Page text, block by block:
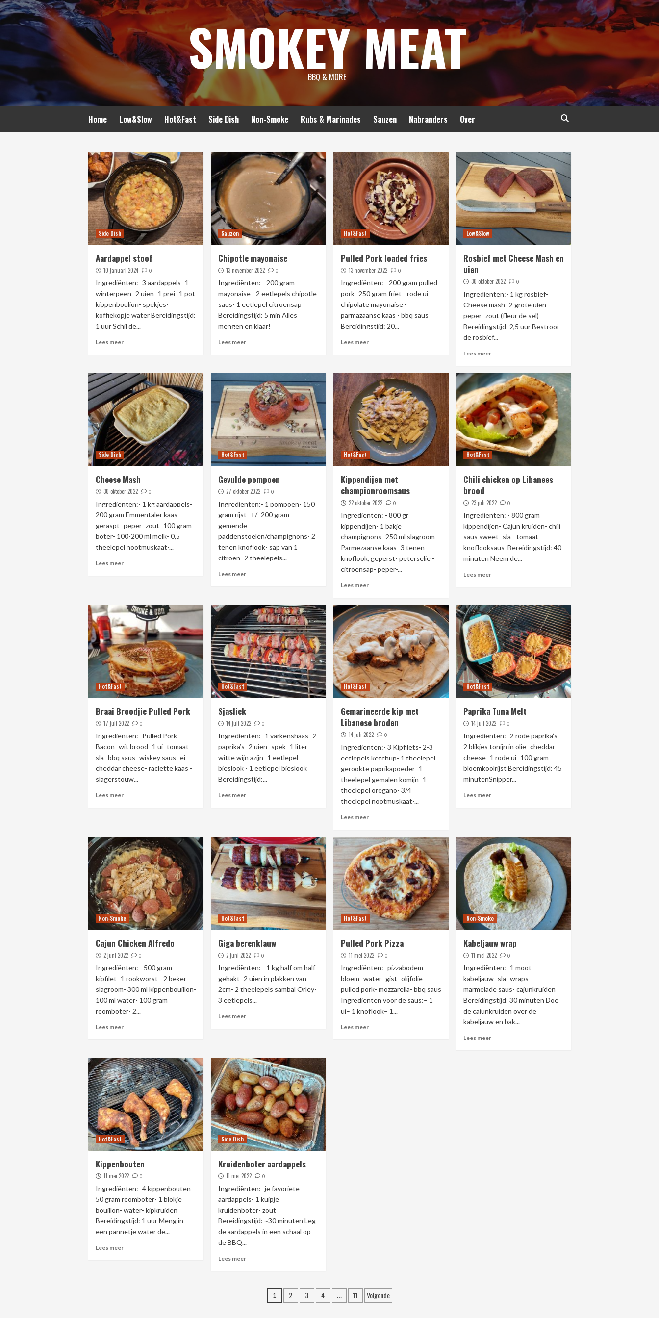
Spring
naar
SMOKEY MEAT
BBQ & MORE
Home Low&Slow Hot&Fast Side Dish Non-Smoke Rubs & Marinades Sauzen Nabranders Over
Side Dish
Aardappel stoof
10 januari 2024 0
Ingrediënten:- 3 aardappels- 1
winterpeen- 2 uien- 1 prei- 1 pot
kippenboulion- spekjes-
koffiekopje water Bereidingstijd:
1 uur Schil de...
Lees meer
Sauzen
Chipotle mayonaise
13 november 2022 0
Ingrediënten: - 200 gram
mayonaise - 2 eetlepels chipotle
saus- 1 eetlepel citroensap
Bereidingstijd: 5 min Alles
mengen en klaar!
Lees meer
Hot&Fast
Pulled Pork loaded fries
13 november 2022 0
Ingrediënten: - 200 gram pulled
pork- 250 gram friet - rode ui-
chipolate mayonaise -
parmazaanse kaas - bbq saus
Bereidingstijd: 20...
Lees meer
Low&Slow
Rosbief met Cheese Mash en
uien
30 oktober 2022 0
Ingrediënten:- 1 kg rosbief-
Cheese mash- 2 grote uien-
peper- zout (fleur de sel)
Bereidingstijd: 2,5 uur Bestrooi
de rosbief...
Lees meer
Side Dish
Cheese Mash
30 oktober 2022 0
Ingrediënten:- 1 kg aardappels-
200 gram Emmentaler kaas
geraspt- peper- zout- 100 gram
boter- 100-200 ml melk- 0,5
theelepel nootmuskaat-...
Lees meer
Hot&Fast
Gevulde pompoen
27 oktober 2022 0
Ingrediënten:- 1 pompoen- 150
gram rijst- +/- 200 gram
gemende
paddenstoelen/champignons- 2
tenen knoflook- sap van 1
citroen- 2 theelepels...
Lees meer
Hot&Fast
Kippendijen met
championroomsaus
22 oktober 2022 0
Ingrediënten: - 800 gr
kippendijen- 1 bakje
champignons- 250 ml slagroom-
Parmezaanse kaas- 3 tenen
knoflook, geperst- peterselie -
citroensap- peper-...
Lees meer
Hot&Fast
Chili chicken op Libanees
brood
23 juli 2022 0
Ingrediënten: - 800 gram
kippendijen- Cajun kruiden- chili
saus sweet- sla - tomaat -
knoflooksaus Bereidingstijd: 40
minuten Neem de...
Lees meer
Hot&Fast
Braai Broodjie Pulled Pork
17 juli 2022 0
Ingrediënten:- Pulled Pork-
Bacon- wit brood- 1 ui- tomaat-
sla- bbq saus- wiskey saus- ei-
cheddar cheese- raclette kaas -
slagerstouw...
Lees meer
Hot&Fast
Sjaslick
14 juli 2022 0
Ingrediënten:- 1 varkenshaas- 2
paprika’s- 2 uien- spek- 1 liter
witte wijn azijn- 1 eetlepel
bieslook - 1 eetlepel bieslook
Bereidingstijd:...
Lees meer
Hot&Fast
Gemarineerde kip met
Libanese broden
14 juli 2022 0
Ingrediënten:- 3 Kipfilets- 2-3
eetlepels ketchup- 1 theelepel
gerookte paprikapoeder- 1
theelepel gemalen komijn- 1
theelepel oregano- 3/4
theelepel nootmuskaat-...
Lees meer
Hot&Fast
Paprika Tuna Melt
14 juli 2022 0
Ingrediënten:- 2 rode paprika’s-
2 blikjes tonijn in olie- cheddar
cheese- 1 rode ui- 100 gram
bloemkoolrijst Bereidingstijd: 45
minutenSnipper...
Lees meer
Non-Smoke
Cajun Chicken Alfredo
2 juni 2022 0
Ingrediënten: - 500 gram
kipfilet- 1 rookworst - 2 beker
slagroom- 300 ml kippenbouillon-
100 ml water- 100 gram
roomboter- 2...
Lees meer
Hot&Fast
Giga berenklauw
2 juni 2022 0
Ingrediënten: - 1 kg half om half
gehakt- 2 uien in plakken van
2cm- 2 theelepels sambal Orley-
3 eetlepels...
Lees meer
Hot&Fast
Pulled Pork Pizza
11 mei 2022 0
Ingrediënten:- pizzabodem
bloem- water- gist- olijfolie-
pulled pork- mozzarella- bbq saus
Ingrediënten voor de saus:– 1
ui– 1 knoflook– 1...
Lees meer
Non-Smoke
Kabeljauw wrap
11 mei 2022 0
Ingrediënten:- 1 moot
kabeljauw- sla- wraps-
marmelade saus- cajunkruiden
Bereidingstijd: 30 minuten Doe
de cajunkruiden over de
kabeljauw en bak...
Lees meer
Hot&Fast
Kippenbouten
11 mei 2022 0
Ingrediënten:- 4 kippenbouten-
50 gram roomboter- 1 blokje
bouillon- water- kipkruiden
Bereidingstijd: 1 uur Meng in
een pannetje water de...
Lees meer
Side Dish
Kruidenboter aardappels
11 mei 2022 0
Ingrediënten:- je favoriete
aardappels- 1 kuipje
kruidenboter- zout
Bereidingstijd: ~30 minuten Leg
de aardappels in een schaal op
de BBQ...
Lees meer
Berichtnavigatie
1 2 3 4 … 11 Volgende